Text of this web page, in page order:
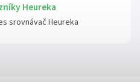
Heureka
srovnávač Heureka